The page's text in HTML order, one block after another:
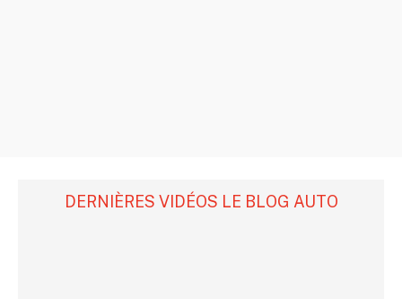
DERNIÈRES VIDÉOS LE BLOG AUTO